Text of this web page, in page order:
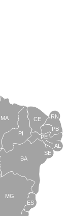
BA
SE
PE
AL
RN
CE
PI
MA
MG
ES
PB